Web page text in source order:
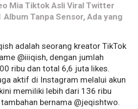
Mia Tiktok Asli Viral Twitter
Tanpa Sensor, Ada yang
adalah seorang kreator TikTok
@iiiqish, dengan jumlah
ribu dan total 6,6 juta likes.
aktif di Instagram melalui akun
memiliki lebih dari 136 ribu
bernama @jeqishtwo.